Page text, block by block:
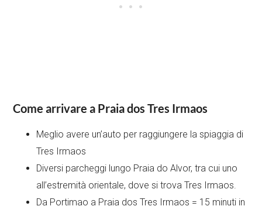
Come arrivare a Praia dos Tres Irmaos
Meglio avere un’auto per raggiungere la spiaggia di
Tres Irmaos
Diversi parcheggi lungo Praia do Alvor, tra cui uno
all’estremità orientale, dove si trova Tres Irmaos.
Da Portimao a Praia dos Tres Irmaos = 15 minuti in